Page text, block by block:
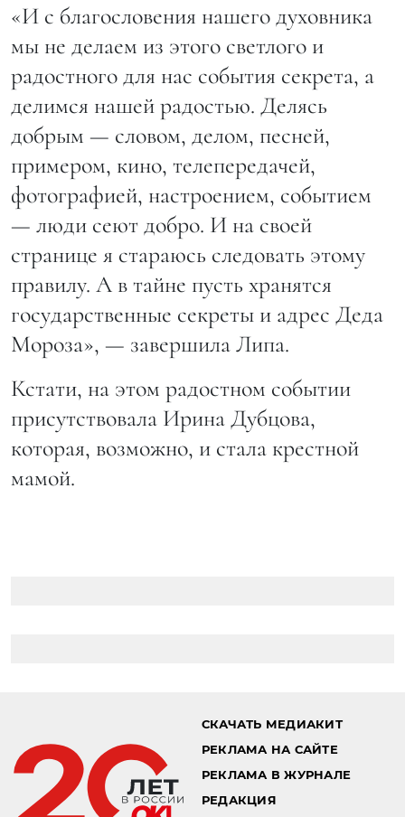
«И с благословения нашего духовника
мы не делаем из этого светлого и
радостного для нас события секрета, а
делимся нашей радостью. Делясь
добрым — словом, делом, песней,
примером, кино, телепередачей,
фотографией, настроением, событием
— люди сеют добро. И на своей
странице я стараюсь следовать этому
правилу. А в тайне пусть хранятся
государственные секреты и адрес Деда
Мороза», — завершила Липа.
Кстати, на этом радостном событии
присутствовала Ирина Дубцова,
которая, возможно, и стала крестной
мамой.
СКАЧАТЬ МЕДИАКИТ
РЕКЛАМА НА САЙТЕ
РЕКЛАМА В ЖУРНАЛЕ
РЕДАКЦИЯ